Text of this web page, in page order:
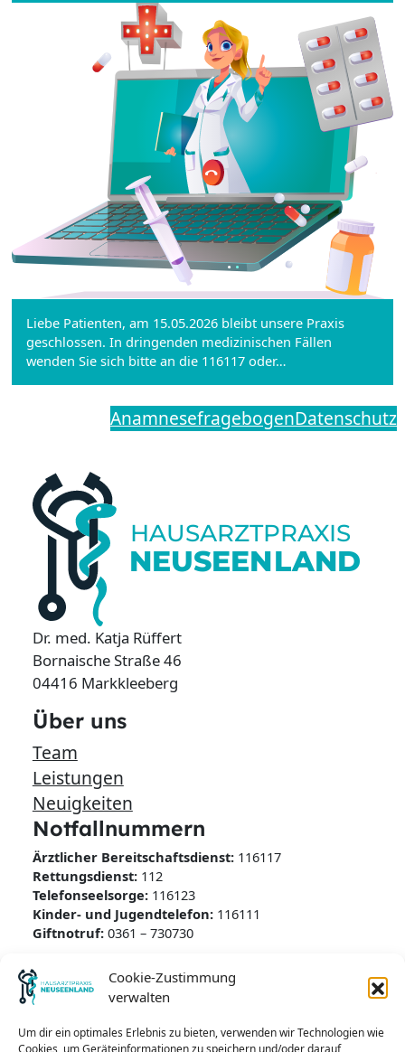
Cookie-Zustimmung
verwalten
Um dir ein optimales Erlebnis zu bieten, verwenden wir Technologien wie
Cookies, um Geräteinformationen zu speichern und/oder darauf
Liebe Patienten, am 15.05.2026 bleibt unsere Praxis
geschlossen. In dringenden medizinischen Fällen
wenden Sie sich bitte an die 116117 oder…
AnamnesefragebogenDatenschutz
HAUSARZTPRAXIS
NEUSEENLAND
Dr. med. Katja Rüffert
Bornaische Straße 46
04416 Markkleeberg
Über uns
Team
Leistungen
Neuigkeiten
Notfallnummern
Ärztlicher Bereitschaftsdienst:116117
Rettungsdienst:112
Telefonseelsorge:116123
Kinder- und Jugendtelefon:116111
Giftnotruf:0361 – 730730
Kontakt
Mail:
Tel.:0341-3380615